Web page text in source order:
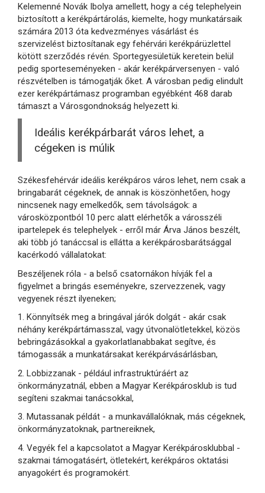
Kelemenné Novák Ibolya amellett, hogy a cég telephelyein
biztosított a kerékpártárolás, kiemelte, hogy munkatársaik
számára 2013 óta kedvezményes vásárlást és
szervizelést biztosítanak egy fehérvári kerékpárüzlettel
kötött szerződés révén. Sportegyesületük keretein belül
pedig sporteseményeken - akár kerékpárversenyen - való
részvételben is támogatják őket. A városban pedig elindult
ezer kerékpártámasz programban egyébként 468 darab
támaszt a Városgondnokság helyezett ki.
Ideális kerékpárbarát város lehet, a
cégeken is múlik
Székesfehérvár ideális kerékpáros város lehet, nem csak a
bringabarát cégeknek, de annak is köszönhetően, hogy
nincsenek nagy emelkedők, sem távolságok: a
városközpontból 10 perc alatt elérhetők a városszéli
ipartelepek és telephelyek - erről már Árva János beszélt,
aki több jó tanáccsal is ellátta a kerékpárosbarátsággal
kacérkodó vállalatokat:
Beszéljenek róla - a belső csatornákon hívják fel a
figyelmet a bringás eseményekre, szervezzenek, vagy
vegyenek részt ilyeneken;
1. Könnyítsék meg a bringával járók dolgát - akár csak
néhány kerékpártámasszal, vagy útvonalötletekkel, közös
bebringázásokkal a gyakorlatlanabbakat segítve, és
támogassák a munkatársakat kerékpárvásárlásban,
2. Lobbizzanak - például infrastruktúráért az
önkormányzatnál, ebben a Magyar Kerékpárosklub is tud
segíteni szakmai tanácsokkal,
3. Mutassanak példát - a munkavállalóknak, más cégeknek,
önkormányzatoknak, partnereiknek,
4. Vegyék fel a kapcsolatot a Magyar Kerékpárosklubbal -
szakmai támogatásért, ötletekért, kerékpáros oktatási
anyagokért és programokért.